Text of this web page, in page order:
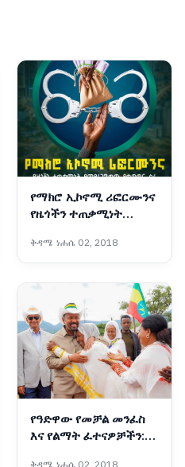
የማክሮ ኢኮኖሚ ሪፎርሙንና
የዜጎችን ተጠቃሚነት
ስራ
ቅዳሜ ነሐሴ 02, 2018
የዓድዋው የመቻል መንፈስ
እና የልማት ፈተናዎቻችን: